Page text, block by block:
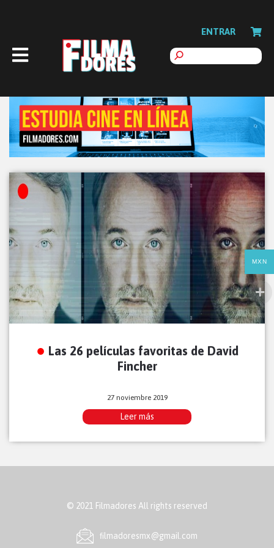
ENTRAR
Las 26 películas favoritas de David
Fincher
27 noviembre 2019
Leer más
© 2021 Filmadores All rights reserved
ﬁlmadoresmx@gmail.com
MXN